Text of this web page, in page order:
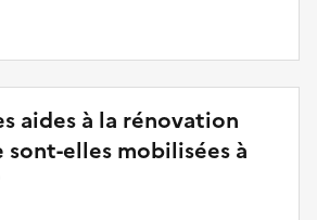
aides à la rénovation
elles mobilisées à